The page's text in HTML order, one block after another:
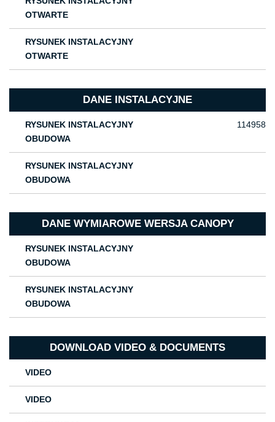
OTWARTE
RYSUNEK INSTALACYJNY
OTWARTE
DANE INSTALACYJNE
RYSUNEK INSTALACYJNY
OBUDOWA
114958
RYSUNEK INSTALACYJNY
OBUDOWA
DANE WYMIAROWE WERSJA CANOPY
RYSUNEK INSTALACYJNY
OBUDOWA
RYSUNEK INSTALACYJNY
OBUDOWA
DOWNLOAD VIDEO & DOCUMENTS
VIDEO
VIDEO